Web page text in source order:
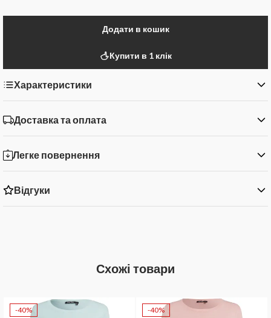
Додати в кошик
Купити в 1 клік
Характеристики
Доставка та оплата
Легке повернення
Відгуки
Схожі товари
-40% -40%